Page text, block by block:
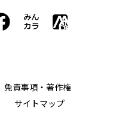
免責事項・著作権
サイトマップ